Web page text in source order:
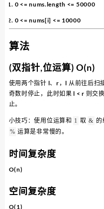
0 <= nums.length <= 50000
0 <= nums[i] <= 10000
算法
(双指针,位运算) O(n)
使用两个指针 l、r，l 从前往后扫
奇数时停止，此时如果 l < r 则交
止。
小技巧：使用位运算和 1​ 取 & 的
% 运算是非常慢的。
时间复杂度
O(n)
空间复杂度
O(1)